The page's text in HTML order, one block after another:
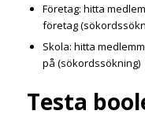
Företag: hitta
företag
Skola: hitta
på (sökordssökning)
Testa